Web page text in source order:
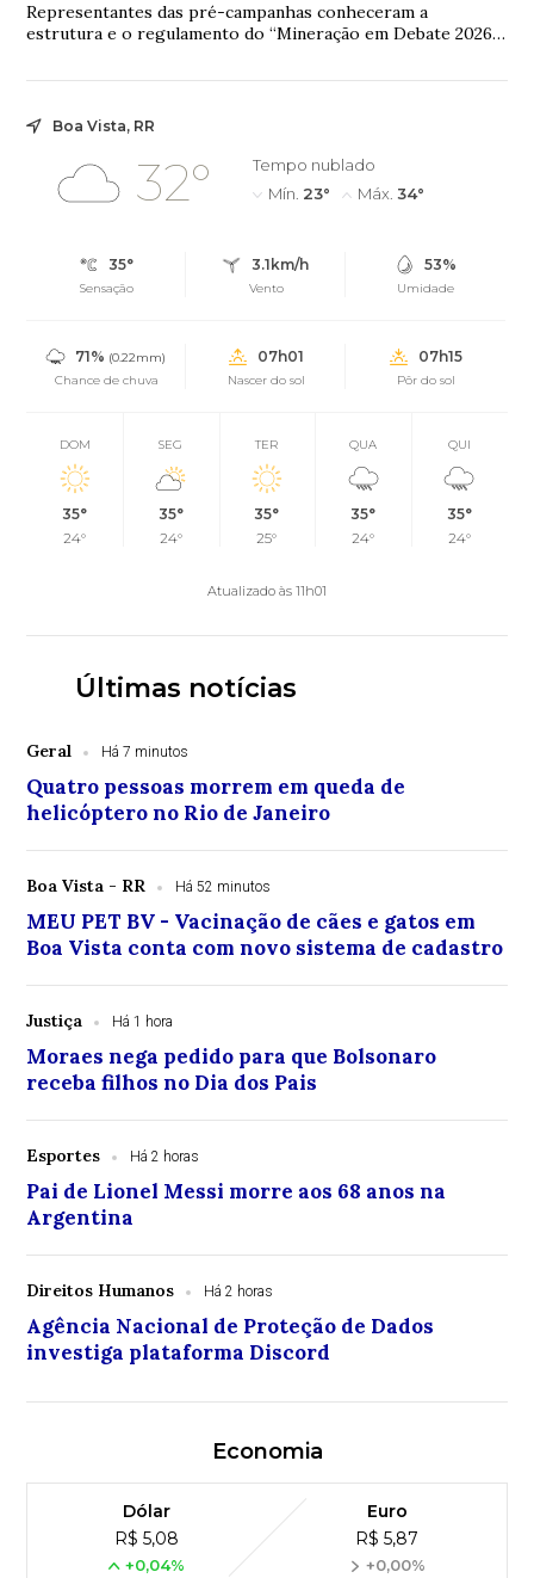
Representantes das pré-campanhas conheceram a
estrutura e o regulamento do “Mineração em Debate 2026”,
Boa Vista, RR
32°
Tempo nublado
Mín. 23° Máx. 34°
35°
Sensação
3.1km/h
Vento
53%
Umidade
71% (0.22mm)
Chance de chuva
07h01
Nascer do sol
07h15
Pôr do sol
DOM
35°
24°
SEG
35°
24°
TER
35°
25°
QUA
35°
24°
QUI
35°
24°
Atualizado às 11h01
Últimas notícias
Geral Há 7 minutos
Quatro pessoas morrem em queda de
helicóptero no Rio de Janeiro
Boa Vista - RR Há 52 minutos
MEU PET BV - Vacinação de cães e gatos em
Boa Vista conta com novo sistema de cadastro
Justiça Há 1 hora
Moraes nega pedido para que Bolsonaro
receba filhos no Dia dos Pais
Esportes Há 2 horas
Pai de Lionel Messi morre aos 68 anos na
Argentina
Direitos Humanos Há 2 horas
Agência Nacional de Proteção de Dados
investiga plataforma Discord
Economia
Dólar
R$ 5,08
+0,04%
Euro
R$ 5,87
+0,00%